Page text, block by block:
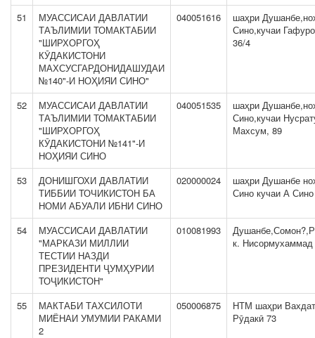
51
МУАССИСАИ ДАВЛАТИИ
ТАЪЛИМИИ ТОМАКТАБИИ
"ШИРХОРГОҲ
КӮДАКИСТОНИ
МАХСУСГАРДОНИДАШУДАИ
№140"-И НОҲИЯИ СИНО"
040051616
шаҳри
Сино,кучаи
36/4
52
МУАССИСАИ ДАВЛАТИИ
ТАЪЛИМИИ ТОМАКТАБИИ
"ШИРХОРГОҲ
КӮДАКИСТОНИ №141"-И
НОҲИЯИ СИНО
040051535
шаҳри
Сино,кучаи
Махсум, 89
53
ДОНИШГОХИ ДАВЛАТИИ
ТИББИИ ТОЧИКИСТОН БА
НОМИ АБУАЛИ ИБНИ СИНО
020000024
шаҳри Душанбе
Сино кучаи А
54
МУАССИСАИ ДАВЛАТИИ
"МАРКАЗИ МИЛЛИИ
ТЕСТИИ НАЗДИ
ПРЕЗИДЕНТИ ҶУМҲУРИИ
ТОҶИКИСТОН"
010081993
к. Нисормухаммад
55
МАКТАБИ ТАХСИЛОТИ
МИЁНАИ УМУМИИ РАКАМИ
2
050006875
НТМ шаҳри
Рӯдакӣ 73